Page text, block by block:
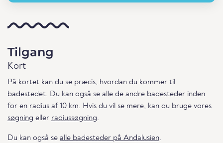
Tilgang
Kort
På kortet kan du se præcis, hvordan du kommer til
badestedet. Du kan også se alle de andre badesteder inden
for en radius af 10 km. Hvis du vil se mere, kan du bruge vores
søgning eller radiussøgning.
Du kan også se alle badesteder på Andalusien.